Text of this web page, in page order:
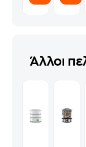
Άλλοι